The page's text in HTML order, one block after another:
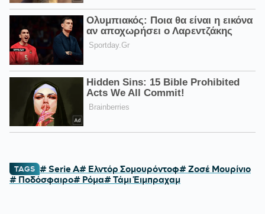
TAGS # Serie A# Ελντόρ Σομουρόντοφ# Ζοσέ Μουρίνιο
# Ποδόσφαιρο# Ρόμα# Τάμι Έιμπραχαμ